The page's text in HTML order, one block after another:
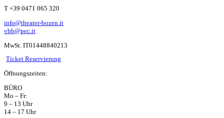
T +39 0471 065 320
info@theater-bozen.it
vbb@pec.it
MwSt. IT01448840213
W
ha
ts
ap
p
Ticket Reservierung
Öffnungszeiten:
BÜRO
Mo – Fr:
9 – 13 Uhr
14 – 17 Uhr